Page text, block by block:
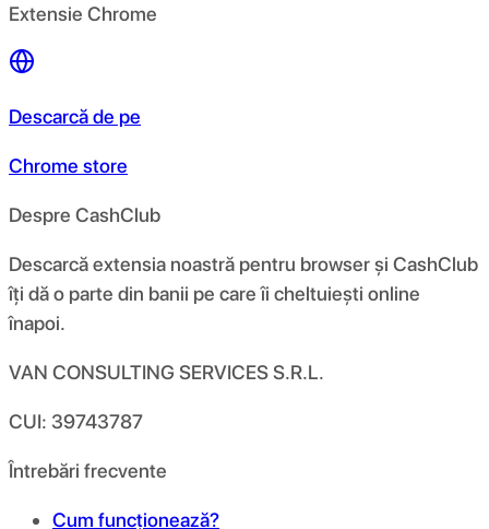
Extensie Chrome
Descarcă de pe
Chrome store
Despre CashClub
Descarcă extensia noastră pentru browser și CashClub
îți dă o parte din banii pe care îi cheltuiești online
înapoi.
VAN CONSULTING SERVICES S.R.L.
CUI: 39743787
Întrebări frecvente
Cum funcționează?